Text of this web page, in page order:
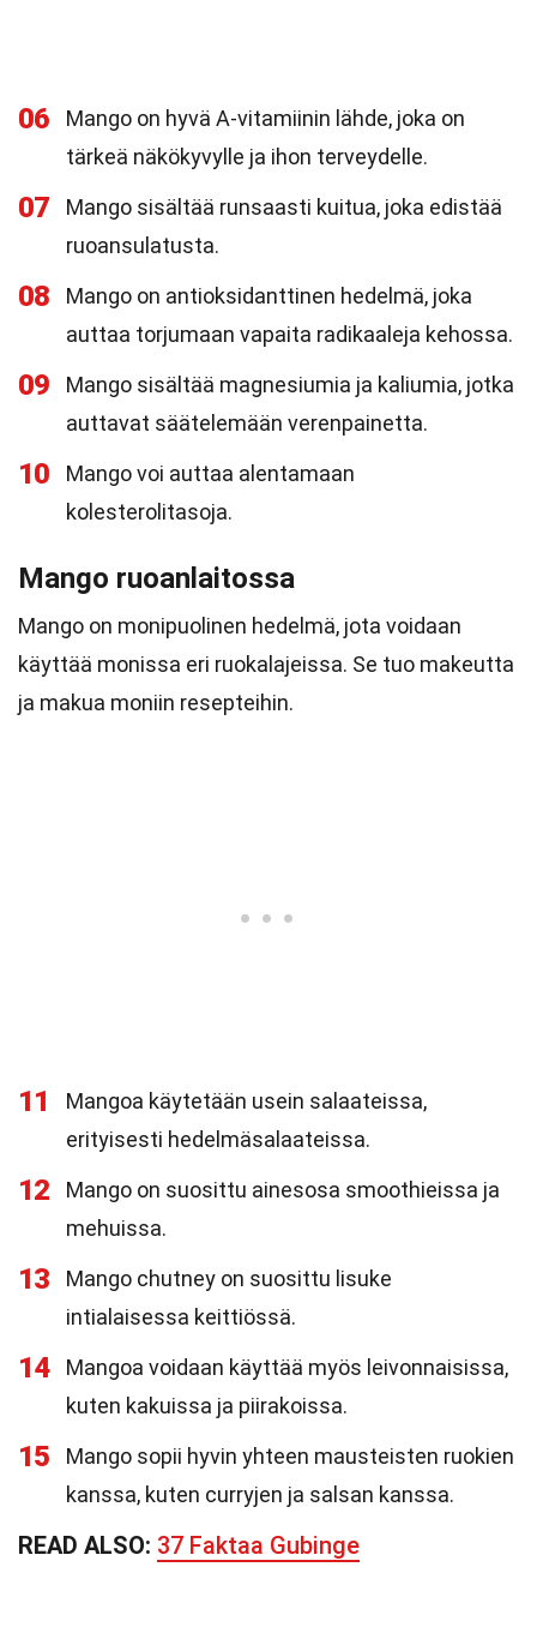
06
Mango on hyvä A-vitamiinin lähde, joka on
tärkeä näkökyvylle ja ihon terveydelle.
07
Mango sisältää runsaasti kuitua, joka edistää
ruoansulatusta.
08
Mango on antioksidanttinen hedelmä, joka
auttaa torjumaan vapaita radikaaleja kehossa.
09
Mango sisältää magnesiumia ja kaliumia, jotka
auttavat säätelemään verenpainetta.
10
Mango voi auttaa alentamaan
kolesterolitasoja.
Mango ruoanlaitossa
Mango on monipuolinen hedelmä, jota voidaan
käyttää monissa eri ruokalajeissa. Se tuo makeutta
ja makua moniin resepteihin.
11
Mangoa käytetään usein salaateissa,
erityisesti hedelmäsalaateissa.
12
Mango on suosittu ainesosa smoothieissa ja
mehuissa.
13
Mango chutney on suosittu lisuke
intialaisessa keittiössä.
14
Mangoa voidaan käyttää myös leivonnaisissa,
kuten kakuissa ja piirakoissa.
15
Mango sopii hyvin yhteen mausteisten ruokien
kanssa, kuten curryjen ja salsan kanssa.
READ ALSO: 37 Faktaa Gubinge